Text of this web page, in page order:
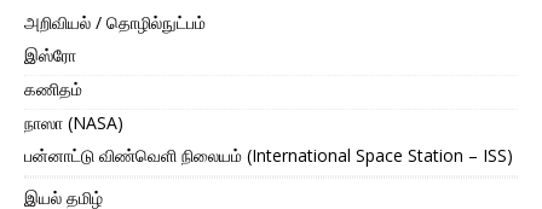
அறிவியல் / தொழில்நுட்பம்
இஸ்ரோ
கணிதம்
நாஸா (NASA)
பன்னாட்டு விண்வெளி நிலையம் (International Space Station – ISS)
இயல் தமிழ்